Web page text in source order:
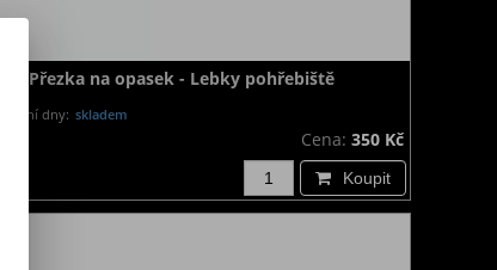
Přezka na opasek - Lebky pohřebiště
Dodání dny: skladem
Cena: 350 Kč
Koupit